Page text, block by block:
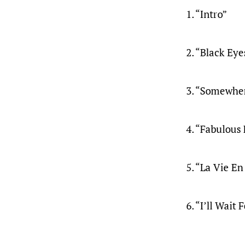
1. “Intro”
2. “Black
3.
4. “Fabulous
5. “La Vie En
6. “I’ll Wait